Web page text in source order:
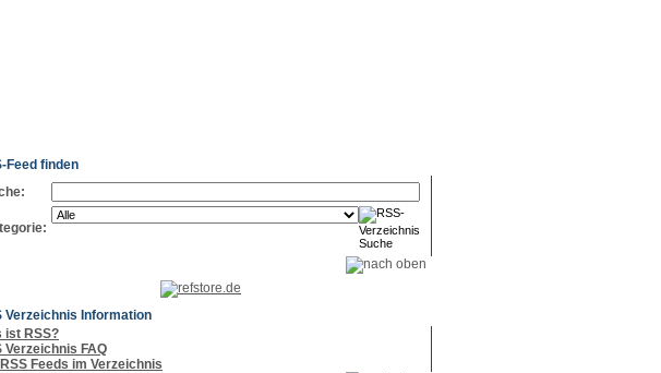
Feed finden
Verzeichnis Information
ist RSS?
Verzeichnis FAQ
Feeds im Verzeichnis